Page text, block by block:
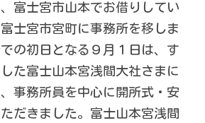
富士宮市山本でお借りしてい
士宮市宮町に事務所を移しま
の初日となる９月１日は、す
た富士山本宮浅間大社さまに
事務所員を中心に開所式・安
だきました。富士山本宮浅間